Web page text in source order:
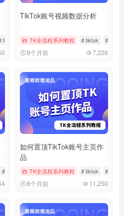
tiktok # 双重验证
TikTok账号视频数据分析
TK全流程系列教程 # tiktok # 数据
8个月前 7,226
# 官方帐户实名 # 实名
如何置顶TikTok账号主页作
品
TK全流程系列教程 # tiktok # 作品
8个月前 11,250